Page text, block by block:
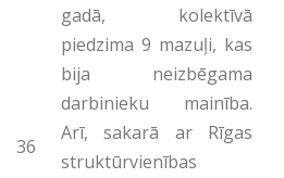
36
gadā, kolektīvā
piedzima 9 mazuļi, kas
bija neizbēgama
darbinieku mainība.
Arī, sakarā ar Rīgas
struktūrvienības